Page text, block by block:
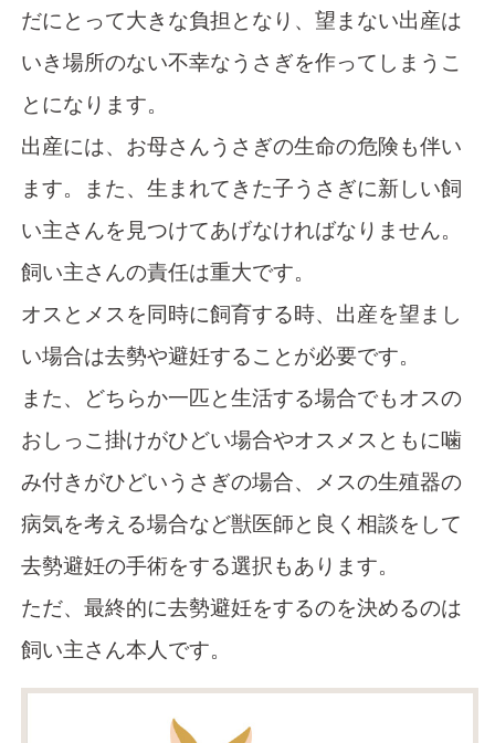
だにとって大きな負担となり、望まない出産は
いき場所のない不幸なうさぎを作ってしまうこ
とになります。
出産には、お母さんうさぎの生命の危険も伴い
ます。また、生まれてきた子うさぎに新しい飼
い主さんを見つけてあげなければなりません。
飼い主さんの責任は重大です。
オスとメスを同時に飼育する時、出産を望まし
い場合は去勢や避妊することが必要です。
また、どちらか一匹と生活する場合でもオスの
おしっこ掛けがひどい場合やオスメスともに噛
み付きがひどいうさぎの場合、メスの生殖器の
病気を考える場合など獣医師と良く相談をして
去勢避妊の手術をする選択もあります。
ただ、最終的に去勢避妊をするのを決めるのは
飼い主さん本人です。